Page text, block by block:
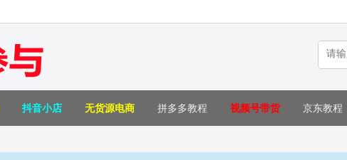
抖音小店 无货源电商 拼多多教程 视频号带货 京东教程